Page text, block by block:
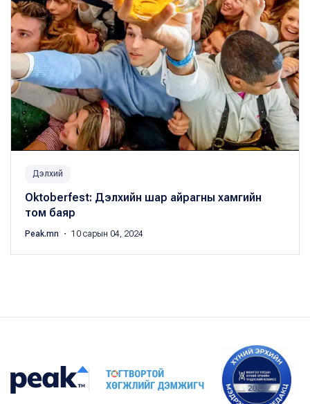
Дэлхий
Oktoberfest: Дэлхийн шар айрагны хамгийн
том баяр
Peak.mn ・ 10 сарын 04, 2024